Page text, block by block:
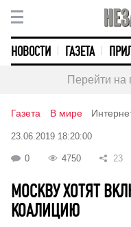
НОВОСТИ ГАЗЕТА
Перейти на
Газета В мире
23.06.2019 18:20:00
0 4750 23
МОСКВУ ХОТЯТ
КОАЛИЦИЮ